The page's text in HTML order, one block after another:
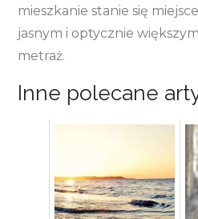
mieszkanie stanie się
jasnym i optycznie
metraż.
Inne polecane